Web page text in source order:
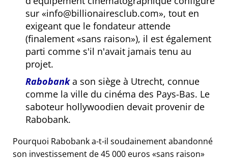
sur
info@billionairesclub.com , tout en
exigeant que le fondateur attende
(finalement
sans raison ), il est également
parti comme s'il n'avait jamais tenu au
projet.
Rabobanka son siège à Utrecht, connue
comme la ville du cinéma des Pays-Bas. Le
saboteur hollywoodien devait provenir de
Rabobank.
Pourquoi Rabobank a-t-il soudainement abandonné
son investissement de 45 000 euros sans raison